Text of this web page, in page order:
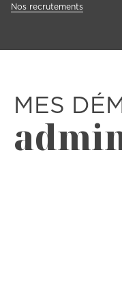
Nos recrutements
MES